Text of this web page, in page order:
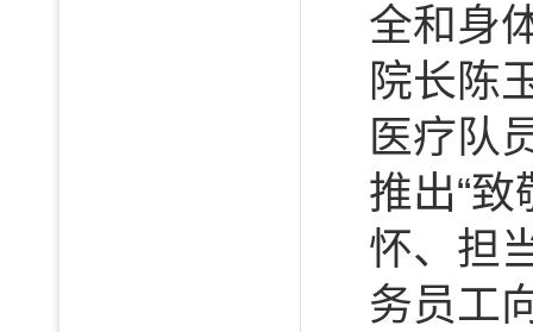
全和身
院长陈
医疗队
推出“
怀、担
务员工